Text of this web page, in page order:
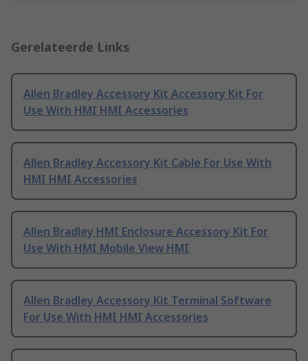
Gerelateerde Links
Allen Bradley Accessory Kit Accessory Kit For
Use With HMI HMI Accessories
Allen Bradley Accessory Kit Cable For Use With
HMI HMI Accessories
Allen Bradley HMI Enclosure Accessory Kit For
Use With HMI Mobile View HMI
Allen Bradley Accessory Kit Terminal Software
For Use With HMI HMI Accessories